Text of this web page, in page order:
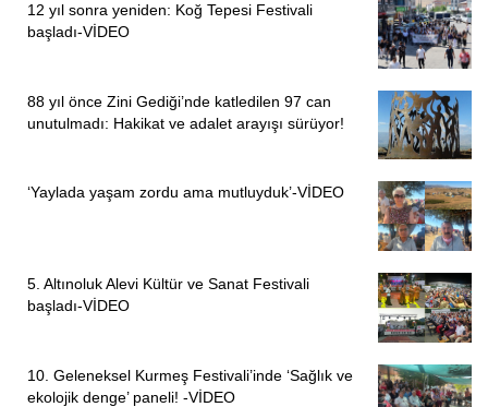
12 yıl sonra yeniden: Koğ Tepesi Festivali
başladı-VİDEO
88 yıl önce Zini Gediği’nde katledilen 97 can
unutulmadı: Hakikat ve adalet arayışı sürüyor!
‘Yaylada yaşam zordu ama mutluyduk’-VİDEO
5. Altınoluk Alevi Kültür ve Sanat Festivali
başladı-VİDEO
10. Geleneksel Kurmeş Festivali’inde ‘Sağlık ve
ekolojik denge’ paneli! -VİDEO